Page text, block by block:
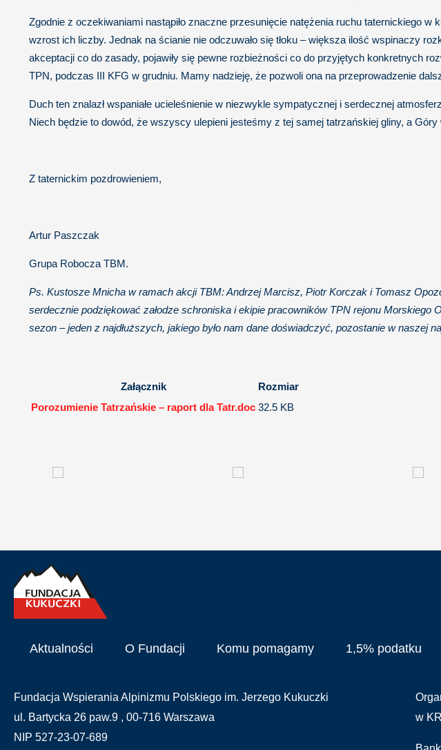
Zgodnie z oczekiwaniami nastąpiło znaczne przesunięcie natężenia ruchu taternickiego
wzrost ich liczby. Jednak na ścianie nie odczuwało się tłoku – większa ilość wspinaczy
akceptacji co do zasady, pojawiły się pewne rozbieżności co do przyjętych konkretnych
TPN, podczas III KFG w grudniu. Mamy nadzieję, że pozwoli ona na przeprowadzenie
Duch ten znalazł wspaniałe ucieleśnienie w niezwykle sympatycznej i serdecznej
Niech będzie to dowód, że wszyscy ulepieni jesteśmy z tej samej tatrzańskiej gliny, a Góry
Z taternickim pozdrowieniem,
Artur Paszczak
Grupa Robocza TBM.
Ps. Kustosze Mnicha w ramach akcji TBM: Andrzej Marcisz, Piotr Korczak i Tomasz
serdecznie podziękować załodze schroniska i ekipie pracowników TPN rejonu
sezon – jeden z najdłuższych, jakiego było nam dane doświadczyć, pozostanie w naszej
Załącznik
Rozmiar
Porozumienie Tatrzańskie – raport dla Tatr.doc 32.5 KB
Aktualności O Fundacji Komu pomagamy 1,5% podatku
Fundacja Wspierania Alpinizmu Polskiego im. Jerzego Kukuczki
ul. Bartycka 26 paw.9 , 00-716 Warszawa
NIP 527-23-07-689
w